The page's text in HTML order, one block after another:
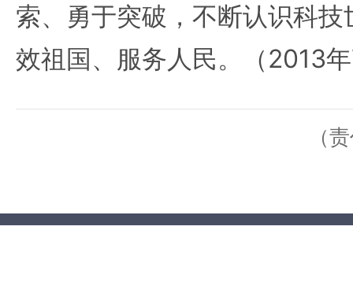
索、勇于突破，不断认识科
效祖国、服务人民。（2013
（